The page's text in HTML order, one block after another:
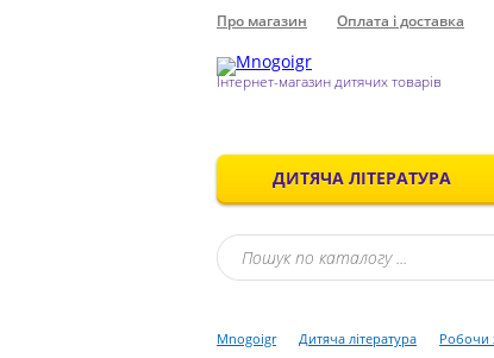
Про магазин Оплата і доставка
Інтернет-магазин дитячих товарів
ДИТЯЧА ЛІТЕРАТУРА
Mnogoigr Дитяча література Робочи